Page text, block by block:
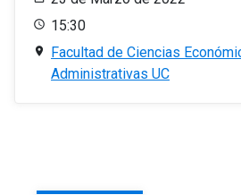
15:30
Facultad de Ciencias
Administrativas UC